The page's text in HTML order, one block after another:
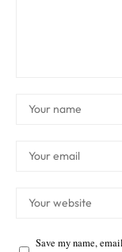
Save my name,